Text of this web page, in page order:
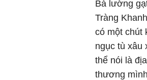
Bà lường
Tràng
có một chút
ngục tù xâu
thể nói là
thương